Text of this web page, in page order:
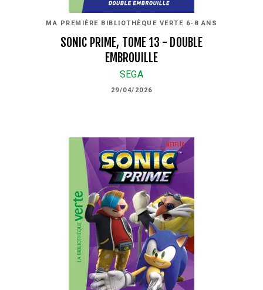
MA PREMIÈRE BIBLIOTHÈQUE VERTE 6-8 ANS
SONIC PRIME, TOME 13 - DOUBLE
EMBROUILLE
SEGA
29/04/2026